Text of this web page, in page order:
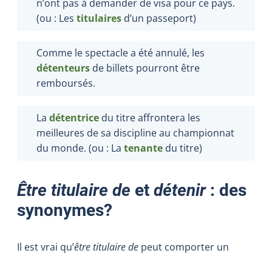
n’ont pas à demander de visa pour ce pays.
(ou : Les titulaires d’un passeport)
Comme le spectacle a été annulé, les
détenteurs de billets pourront être
remboursés.
La détentrice du titre affrontera les
meilleures de sa discipline au championnat
du monde. (ou : La tenante du titre)
Être titulaire de et détenir: des
synonymes?
Il est vrai qu’être titulaire de peut comporter un